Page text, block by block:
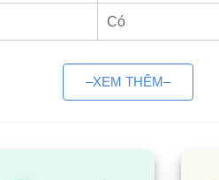
Có
hoà Gree
–XEM THÊM–